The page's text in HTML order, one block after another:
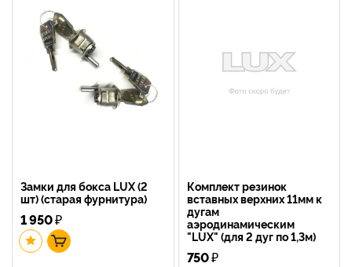
Замки для бокса LUX (2
шт) (старая фурнитура)
1 950₽
Комплект резинок
вставных верхних 11мм к
дугам
аэродинамическим
"LUX" (для 2 дуг по 1,3м)
750₽